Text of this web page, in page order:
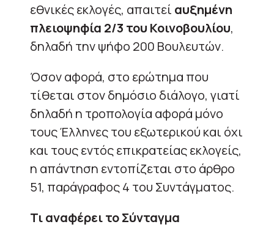
εθνικές εκλογές, απαιτεί αυξημένη
πλειοψηφία 2/3 του Κοινοβουλίου,
δηλαδή την ψήφο 200 Βουλευτών.
Όσον αφορά, στο ερώτημα που
τίθεται στον δημόσιο διάλογο, γιατί
δηλαδή η τροπολογία αφορά μόνο
τους Έλληνες του εξωτερικού και όχι
και τους εντός επικρατείας εκλογείς,
η απάντηση εντοπίζεται στο άρθρο
51, παράγραφος 4 του Συντάγματος.
Τι αναφέρει το Σύνταγμα